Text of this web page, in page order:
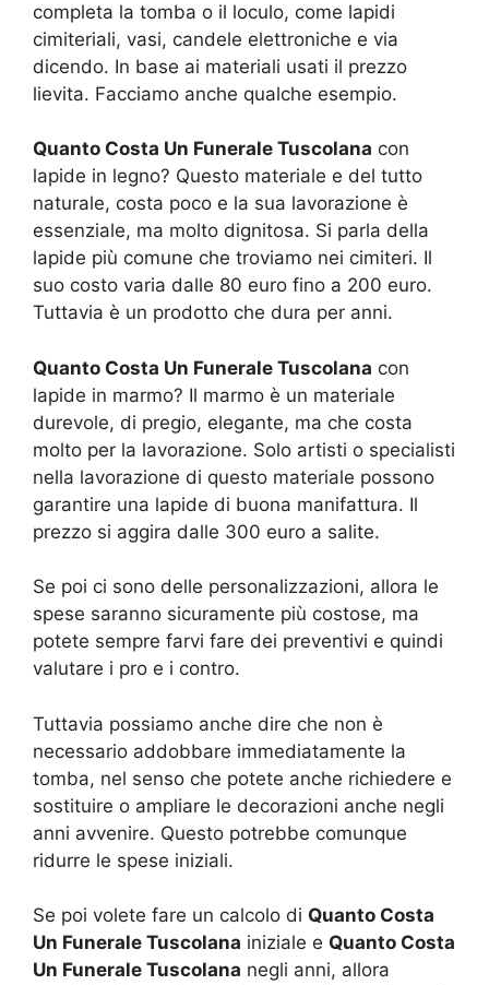
completa la tomba o il loculo, come lapidi
cimiteriali, vasi, candele elettroniche e via
dicendo. In base ai materiali usati il prezzo
lievita. Facciamo anche qualche esempio.
Quanto Costa Un Funerale Tuscolana con
lapide in legno? Questo materiale e del tutto
naturale, costa poco e la sua lavorazione è
essenziale, ma molto dignitosa. Si parla della
lapide più comune che troviamo nei cimiteri. Il
suo costo varia dalle 80 euro fino a 200 euro.
Tuttavia è un prodotto che dura per anni.
Quanto Costa Un Funerale Tuscolana con
lapide in marmo? Il marmo è un materiale
durevole, di pregio, elegante, ma che costa
molto per la lavorazione. Solo artisti o specialisti
nella lavorazione di questo materiale possono
garantire una lapide di buona manifattura. Il
prezzo si aggira dalle 300 euro a salite.
Se poi ci sono delle personalizzazioni, allora le
spese saranno sicuramente più costose, ma
potete sempre farvi fare dei preventivi e quindi
valutare i pro e i contro.
Tuttavia possiamo anche dire che non è
necessario addobbare immediatamente la
tomba, nel senso che potete anche richiedere e
sostituire o ampliare le decorazioni anche negli
anni avvenire. Questo potrebbe comunque
ridurre le spese iniziali.
Se poi volete fare un calcolo di Quanto Costa
Un Funerale Tuscolana iniziale e Quanto Costa
Un Funerale Tuscolana negli anni, allora